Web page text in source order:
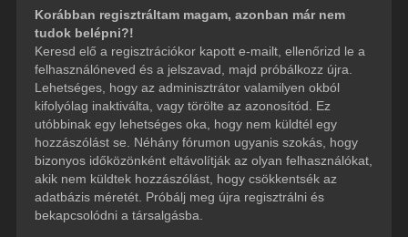
Korábban regisztráltam magam, azonban már nem
tudok belépni?!
Keresd elő a regisztrációkor kapott e-mailt, ellenőrizd le a
felhasználóneved és a jelszavad, majd próbálkozz újra.
Lehetséges, hogy az adminisztrátor valamilyen okból
kifolyólag inaktiválta, vagy törölte az azonosítód. Ez
utóbbinak egy lehetséges oka, hogy nem küldtél egy
hozzászólást se. Néhány fórumon ugyanis szokás, hogy
bizonyos időközönként eltávolítják az olyan felhasználókat,
akik nem küldtek hozzászólást, hogy csökkentsék az
adatbázis méretét. Próbálj meg újra regisztrálni és
bekapcsolódni a társalgásba.